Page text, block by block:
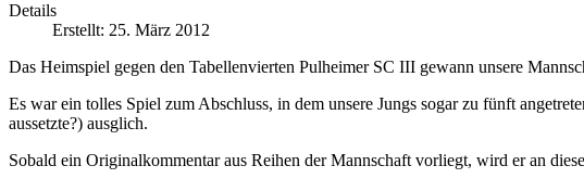
Details
Erstellt: 25. März 2012
Das Heimspiel gegen den Tabellenvierten Pulheimer SC III gewann unsere
Es war ein tolles Spiel zum Abschluss, in dem unsere Jungs sogar zu fünft
aussetzte?) ausglich.
Sobald ein Originalkommentar aus Reihen der Mannschaft vorliegt, wird er an